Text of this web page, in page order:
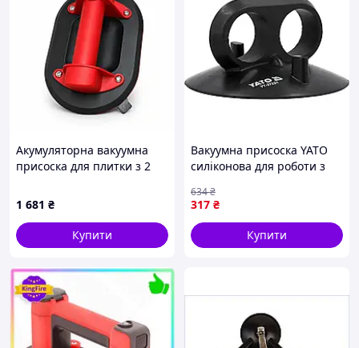
Акумуляторна вакуумна
присоска для плитки з 2
плитковий захват для
перенесення та укладання
керамограніту й
1 681 ₴
Купити
Вакуумна присоска YATO
силіконова для роботи з
максимальна
вантажопідйомність 5 кг
діаметром 125 мм
317 ₴
634₴
Купити